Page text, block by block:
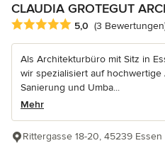
CLAUDIA GROTEGUT
Durchschnittliche Bewertung:
5,0 (3
Als Architekturbüro mit Sitz in
wir spezialisiert auf
Sanierung und Umba...
Mehr
Rittergasse 18-20, 45239 Essen